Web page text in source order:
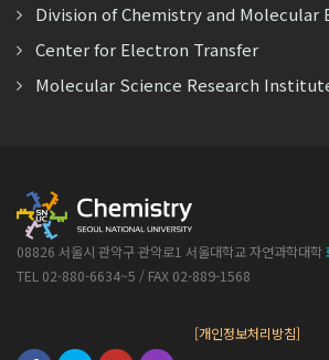
Division of Chemistry and Molecular
Center for Electron Transfer
Molecular Science Research
08826 서울시 관악구 관악로1 서울대학교 자연과학대학
TEL 02-880-6634~5 / FAX 02-889-1568
[개인정보처리방침]